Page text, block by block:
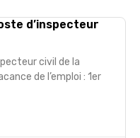
d’inspecteur
civil de la
de l’emploi : 1er